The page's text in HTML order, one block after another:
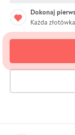
Dokonaj
Każda